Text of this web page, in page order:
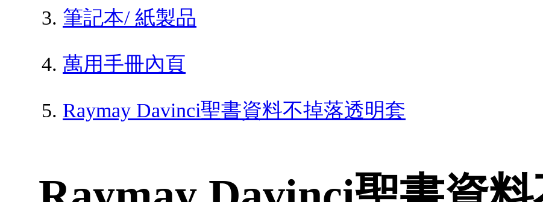
筆記本/ 紙製品
萬用手冊內頁
Raymay Davinci聖書資料不掉落透明套